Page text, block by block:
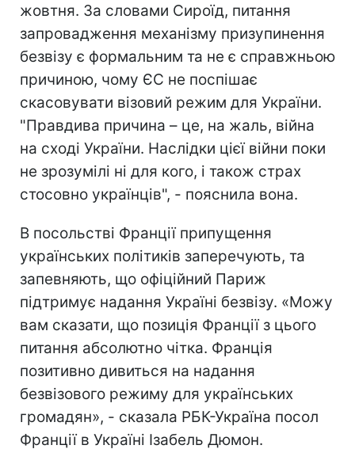
жовтня. За словами Сироїд, питання
запровадження механізму призупинення
безвізу є формальним та не є справжньою
причиною, чому ЄС не поспішає
скасовувати візовий режим для України.
"Правдива причина – це, на жаль, війна
на сході України. Наслідки цієї війни поки
не зрозумілі ні для кого, і також страх
стосовно українців", - пояснила вона.
В посольстві Франції припущення
українських політиків заперечують, та
запевняють, що офіційний Париж
підтримує надання Україні безвізу. «Можу
вам сказати, що позиція Франції з цього
питання абсолютно чітка. Франція
позитивно дивиться на надання
безвізового режиму для українських
громадян», - сказала РБК-Україна посол
Франції в Україні Ізабель Дюмон.